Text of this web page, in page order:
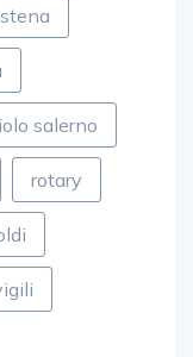
salerno
rotary